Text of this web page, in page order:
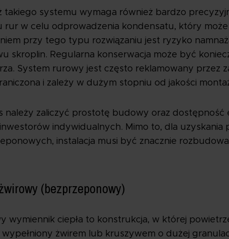
takiego systemu wymaga również bardzo
rur w celu odprowadzenia kondensatu, który
przy tego typu rozwiązaniu jest ryzyko
skroplin. Regularna konserwacja może być
System rurowy jest często reklamowany przez
i zależy w dużym stopniu od jakości
należy zaliczyć prostotę budowy oraz dostępność
indywidualnych. Mimo to, dla
instalacja musi być znacznie
(bezprzeponowy)
wymiennik ciepła to konstrukcja, w której
żwirem lub kruszywem o dużej